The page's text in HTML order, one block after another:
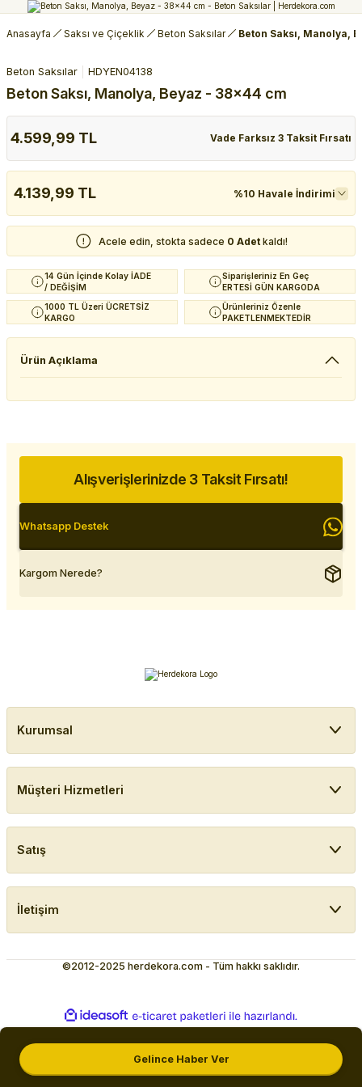
Anasayfa Saksı ve Çiçeklik Beton Saksılar Beton Saksı, Manolya,
Beton Saksılar HDYEN04138
Beton Saksı, Manolya, Beyaz - 38x44 cm
4.599,99 TL Vade Farksız 3 Taksit Fırsatı
4.139,99 TL %10 Havale İndirimi
Acele edin, stokta sadece 0 Adet kaldı!
14 Gün İçinde Kolay İADE
/ DEĞİŞİM
Siparişleriniz En Geç
ERTESİ GÜN KARGODA
1000 TL Üzeri ÜCRETSİZ
KARGO
Ürünleriniz Özenle
PAKETLENMEKTEDİR
Ürün Açıklama
Gelince Haber Ver
Alışverişlerinizde 3 Taksit Fırsatı!
Whatsapp Destek
Kargom Nerede?
Kurumsal
Müşteri Hizmetleri
Satış
İletişim
©2012-2025 herdekora.com - Tüm hakkı saklıdır.
ideasoft
e-
ticaret
hazırlandı.